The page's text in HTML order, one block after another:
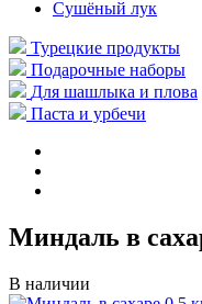
Сушёный лук
Турецкие продукты
Подарочные наборы
Для шашлыка и плова
Паста и урбечи
Миндаль в
В наличии